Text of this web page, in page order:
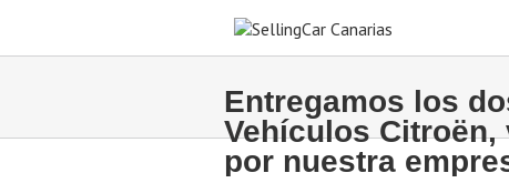
Entregamos los
Vehículos Citroën,
por nuestra